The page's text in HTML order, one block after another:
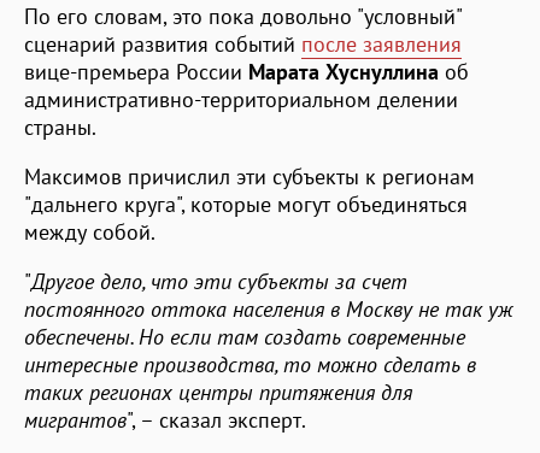
По его словам, это пока довольно "условный"
сценарий развития событий после заявления
вице-премьера России Марата Хуснуллина об
административно-территориальном делении
страны.
Максимов причислил эти субъекты к регионам
"дальнего круга", которые могут объединяться
между собой.
"Другое дело, что эти субъекты за счет
постоянного оттока населения в Москву не так уж
обеспечены. Но если там создать современные
интересные производства, то можно сделать в
таких регионах центры притяжения для
мигрантов", – сказал эксперт.